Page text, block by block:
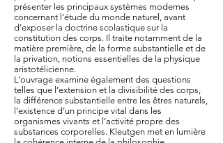
présenter les principaux systèmes modernes
concernant l’étude du monde naturel, avant
d’exposer la doctrine scolastique sur la
constitution des corps. Il traite notamment de la
matière première, de la forme substantielle et de
la privation, notions essentielles de la physique
aristotélicienne.
L’ouvrage examine également des questions
telles que l’extension et la divisibilité des corps,
la différence substantielle entre les êtres naturels,
l’existence d’un principe vital dans les
organismes vivants et l’activité propre des
substances corporelles. Kleutgen met en lumière